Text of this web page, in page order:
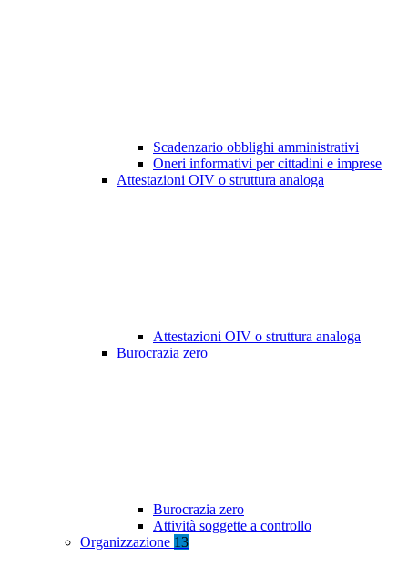
Scadenzario obblighi amministrativi
Oneri informativi per cittadini e imprese
Attestazioni OIV o struttura analoga
Attestazioni OIV o struttura analoga
Burocrazia zero
Burocrazia zero
Attività soggette a controllo
Organizzazione 13